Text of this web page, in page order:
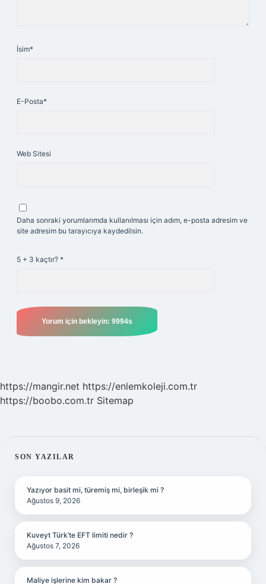
İsim*
E-Posta*
Web Sitesi
Daha sonraki yorumlarımda kullanılması için adım, e-posta adresim ve
site adresim bu tarayıcıya kaydedilsin.
5 + 3 kaçtır? *
https://mangir.net https://enlemkoleji.com.tr
https://boobo.com.tr Sitemap
SIDEBAR
SON YAZILAR
Yazıyor basit mi, türemiş mi, birleşik mi ?
Ağustos 9, 2026
Kuveyt Türk’te EFT limiti nedir ?
Ağustos 7, 2026
Maliye işlerine kim bakar ?